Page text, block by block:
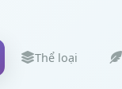
Thể loại